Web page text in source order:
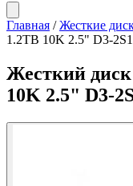
Главная / Жесткие
1.2TB 10K 2.5" D3-
Жесткий
10K 2.5" D3-